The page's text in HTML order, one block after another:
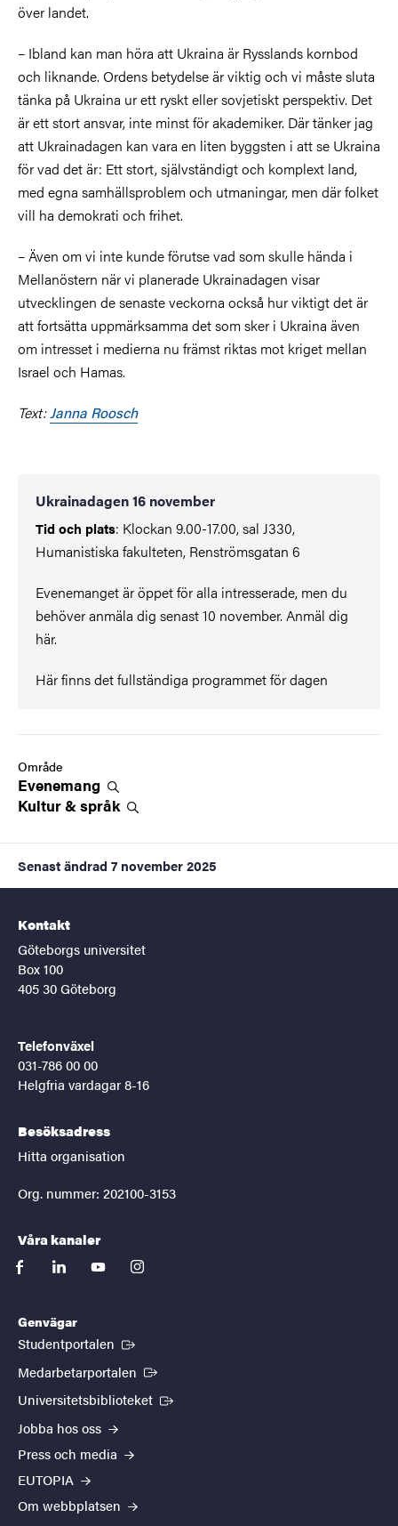
över landet.
– Ibland kan man höra att Ukraina är Rysslands kornbod
och liknande. Ordens betydelse är viktig och vi måste sluta
tänka på Ukraina ur ett ryskt eller sovjetiskt perspektiv. Det
är ett stort ansvar, inte minst för akademiker. Där tänker jag
att Ukrainadagen kan vara en liten byggsten i att se Ukraina
för vad det är: Ett stort, självständigt och komplext land,
med egna samhällsproblem och utmaningar, men där folket
vill ha demokrati och frihet.
– Även om vi inte kunde förutse vad som skulle hända i
Mellanöstern när vi planerade Ukrainadagen visar
utvecklingen de senaste veckorna också hur viktigt det är
att fortsätta uppmärksamma det som sker i Ukraina även
om intresset i medierna nu främst riktas mot kriget mellan
Israel och Hamas.
Text:Janna Roosch
Ukrainadagen 16 november
Tid och plats: Klockan 9.00-17.00, sal J330,
Humanistiska fakulteten, Renströmsgatan 6
Evenemanget är öppet för alla intresserade, men du
behöver anmäla dig senast 10 november. Anmäl dig
här.
Här finns det fullständiga programmet för dagen
Område
Evenemang
Kultur &språk
Senast ändrad 7 november 2025
Kontakt
Göteborgs universitet
Box 100
405 30 Göteborg
Telefonväxel
031-786 00 00
Helgfria vardagar 8-16
Besöksadress
Hitta organisation
Org. nummer: 202100-3153
Våra kanaler
facebooklinkedinyoutubeinstagram
Genvägar
Studentportalen (Extern länk)
Medarbetarportalen (Extern länk)
Universitetsbiblioteket (Extern länk)
Jobba hos oss
Press och media
EUTOPIA
Om webbplatsen